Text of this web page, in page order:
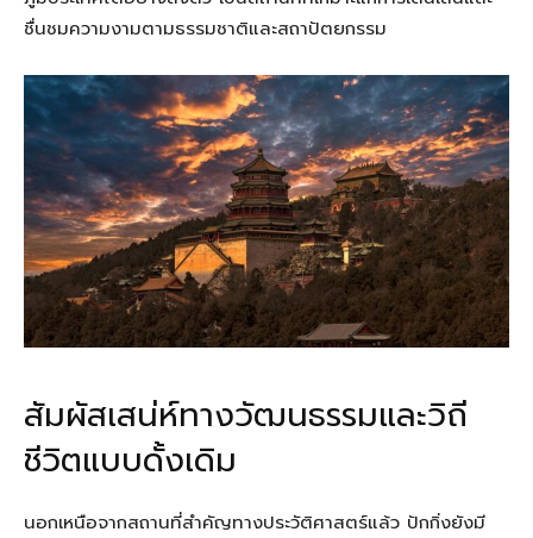
ชื่นชมความงามตามธรรมชาติและสถาปัตยกรรม
สัมผัสเสน่ห์ทางวัฒนธรรมและวิถี
ชีวิตแบบดั้งเดิม
นอกเหนือจากสถานที่สำคัญทางประวัติศาสตร์แล้ว ปักกิ่งยังมี